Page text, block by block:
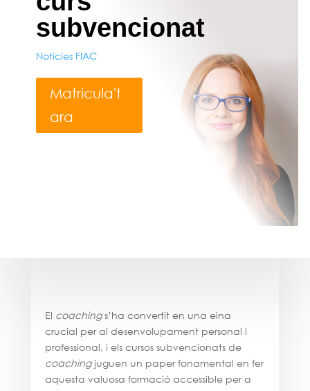
subvencionat
Notícies FIAC
Matricula't
ara
El coachings’ha convertit en una eina
crucial per al desenvolupament personal i
professional, i els cursos subvencionats de
coachingjuguen un paper fonamental en fer
aquesta valuosa formació accessible per a